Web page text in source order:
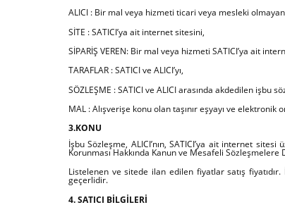
ALICI : Bir mal veya hizmeti ticari veya mesleki
SİTE : SATICI’ya ait internet sitesini,
SİPARİŞ VEREN: Bir mal veya hizmeti SATICI’ya ait
TARAFLAR : SATICI ve ALICI’yı,
SÖZLEŞME : SATICI ve ALICI arasında akdedilen işbu
MAL : Alışverişe konu olan taşınır eşyayı ve
3.KONU
İşbu Sözleşme, ALICI’nın, SATICI’ya ait internet
Korunması Hakkında Kanun ve Mesafeli
Listelenen ve sitede ilan edilen fiyatlar satış
geçerlidir.
4. SATICI BİLGİLERİ